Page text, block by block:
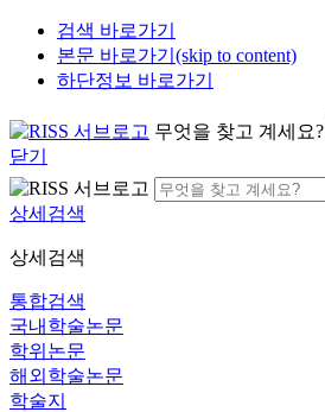
검색 바로가기
본문 바로가기(skip to content)
하단정보 바로가기
무엇을 찾고 계세요?
닫기
상세검색
상세검색
통합검색
국내학술논문
학위논문
해외학술논문
학술지